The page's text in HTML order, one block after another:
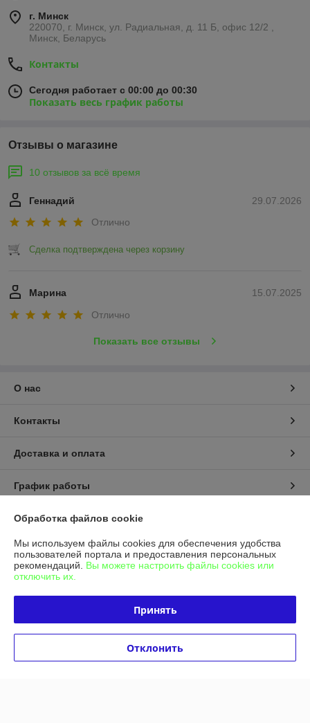
г. Минск
220070, г. Минск, ул. Радиальная, д. 11 Б, офис 12/2 ,
Минск, Беларусь
Контакты
Сегодня работает с 00:00 до 00:30
Показать весь график работы
Отзывы о магазине
10 отзывов за всё время
29.07.2026
Геннадий
Отлично
Сделка подтверждена через корзину
15.07.2025
Марина
Отлично
Показать все отзывы
О нас
Контакты
Доставка и оплата
График работы
Полная версия сайта
Политика обработки cookies
Сайт создан на платформе Deal.by
Обработка файлов cookie
Мы используем файлы cookies для обеспечения удобства
пользователей портала и предоставления персональных
рекомендаций. Вы можете настроить файлы cookies или
отключить их.
Принять
Отклонить